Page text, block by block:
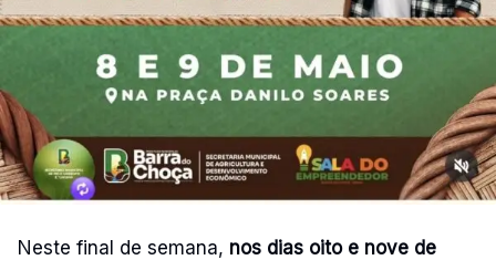
Neste final de semana, nos dias oito e nove de